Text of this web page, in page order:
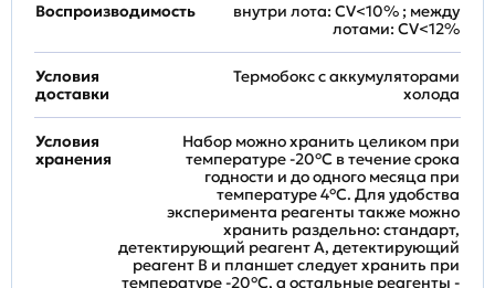
Воспроизводимость
внутри лота: CV<10% ; между
лотами: CV<12%
Условия
доставки
Термобокс с аккумуляторами
холода
Условия
хранения
Набор можно хранить целиком при
температуре -20°C в течение срока
годности и до одного месяца при
температуре 4°C. Для удобства
эксперимента реагенты также можно
хранить раздельно: стандарт,
детектирующий реагент A, детектирующий
реагент B и планшет следует хранить при
температуре -20°C, а остальные реагенты -